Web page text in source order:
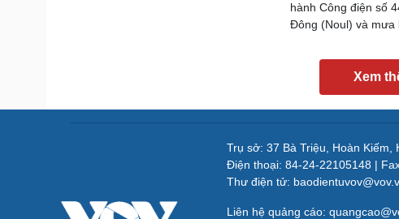
hành Công điện số
Đông (Noul) và mưa
Xem
Trụ sở: 37 Bà Triệu, Hoàn Kiếm,
Điện thoại: 84-24-22105148 |
Thư điện tử:
Liên hệ quảng cáo: